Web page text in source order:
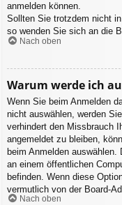
anmelden können.
Sollten Sie trotzdem nicht
so wenden Sie sich an die
Nach oben
Warum werde ich
Wenn Sie beim Anmelden
nicht auswählen, werden
verhindert den Missbrauch
angemeldet zu bleiben,
beim Anmelden
an einem öffentlichen
befinden. Wenn diese
vermutlich von der Board-
Nach oben